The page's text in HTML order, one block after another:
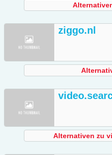
ziggo.nl
Alternativen zu